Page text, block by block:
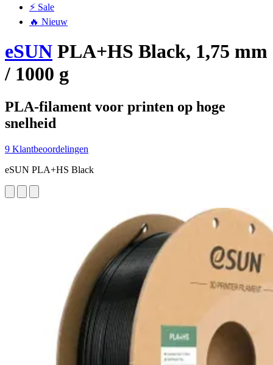
⚡ Sale
🔥 Nieuw
eSUN PLA+HS Black, 1,75 mm
/ 1000 g
PLA-filament voor printen op hoge
snelheid
9 Klantbeoordelingen
eSUN PLA+HS Black